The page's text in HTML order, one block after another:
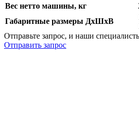
Вес нетто машины, кг
Габаритные размеры ДхШхВ
Отправьте запрос, и наши
Отправить запрос